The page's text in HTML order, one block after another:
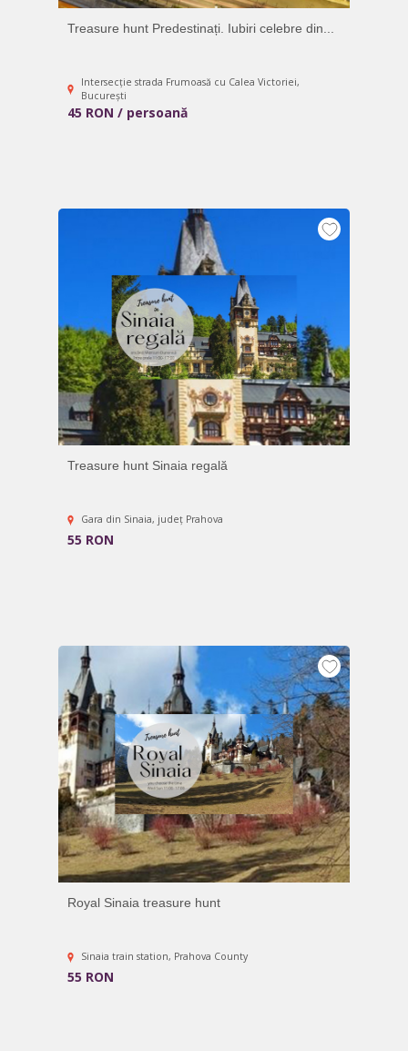
Treasure hunt Predestinați. Iubiri celebre din...
Intersecție strada Frumoasă cu Calea Victoriei,
București
45 RON / persoană
Treasure hunt Sinaia regală
Gara din Sinaia, județ Prahova
55 RON
Royal Sinaia treasure hunt
Sinaia train station, Prahova County
55 RON